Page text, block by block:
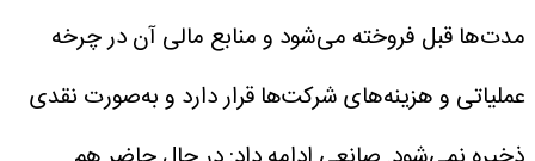
مدت‌ها قبل فروخته می‌شود و منابع مالی آن در چرخه
عملیاتی و هزینه‌های شرکت‌ها قرار دارد و به‌صورت نقدی